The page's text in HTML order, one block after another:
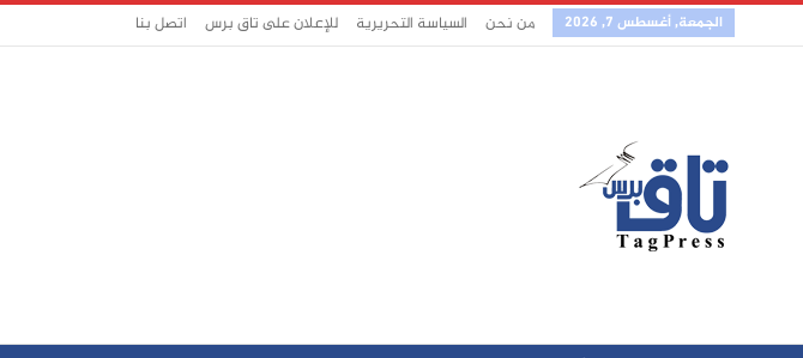
الجمعة, أغسطس 7, 2026 من نحن السياسة التحريرية للإعلان على تاق برس اتصل بنا